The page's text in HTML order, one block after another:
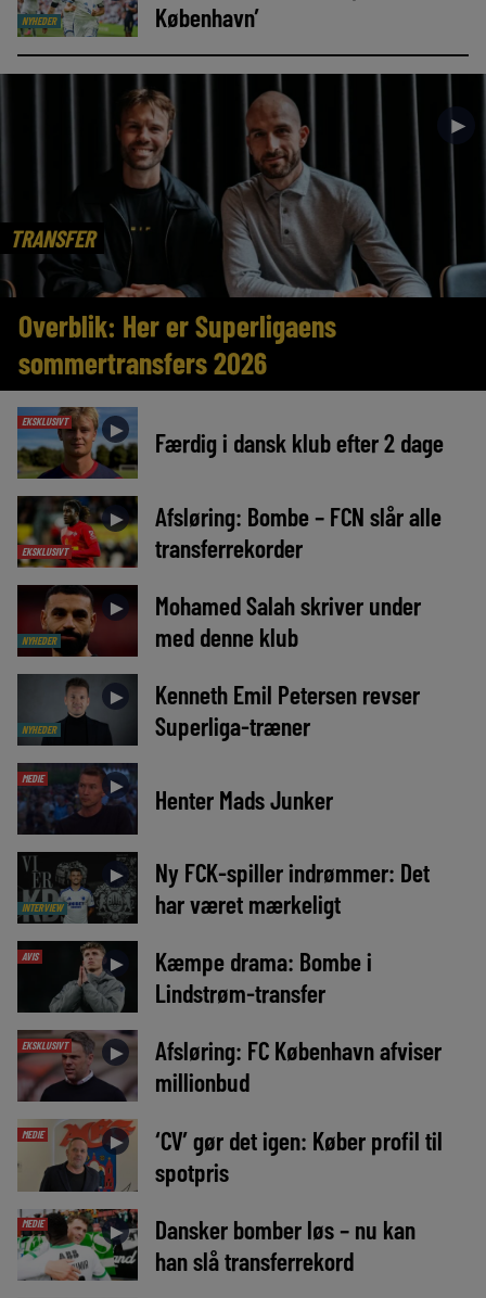
NYHEDER
København’
TRANSFER
►
Overblik: Her er Superligaens
sommertransfers 2026
EKSKLUSIVT ► Færdig i dansk klub efter 2 dage
EKSKLUSIVT
►
Afsløring: Bombe – FCN slår alle
transferrekorder
NYHEDER
►
Mohamed Salah skriver under
med denne klub
NYHEDER
►
Kenneth Emil Petersen revser
Superliga-træner
MEDIE ► Henter Mads Junker
INTERVIEW
►
Ny FCK-spiller indrømmer: Det
har været mærkeligt
AVIS ►
Kæmpe drama: Bombe i
Lindstrøm-transfer
EKSKLUSIVT ►
Afsløring: FC København afviser
millionbud
MEDIE ►
‘CV’ gør det igen: Køber profil til
spotpris
MEDIE ►
Dansker bomber løs – nu kan
han slå transferrekord